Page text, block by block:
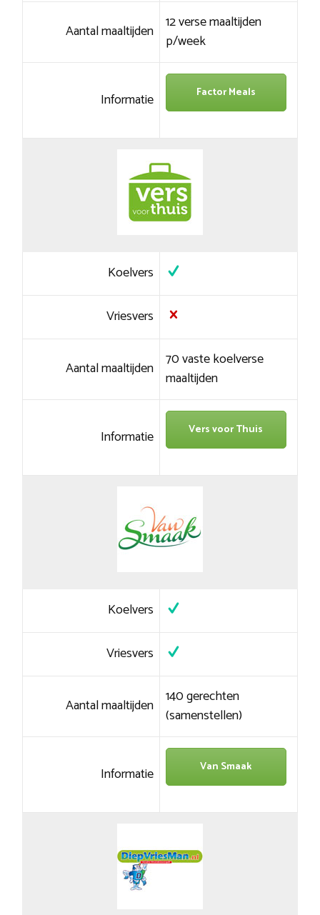
Aantal maaltijden 12 verse maaltijden
p/week
Informatie Factor Meals
Koelvers
Vriesvers
Aantal maaltijden 70 vaste koelverse
maaltijden
Informatie Vers voor Thuis
Koelvers
Vriesvers
Aantal maaltijden 140 gerechten
(samenstellen)
Informatie Van Smaak